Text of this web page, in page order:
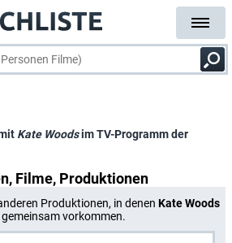
Kate Woodsim TV-Programm der
Filme, Produktionen
Produktionen, in denen Kate Woods
vorkommen.